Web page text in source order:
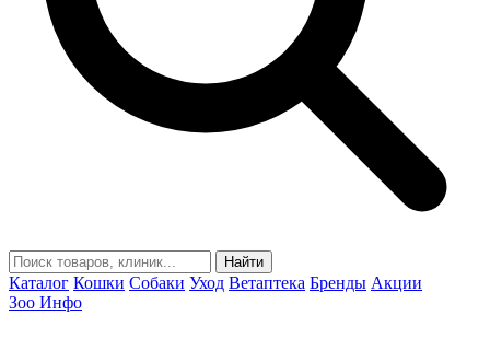
Найти
Каталог Кошки Собаки Уход Ветаптека Бренды Акции
Зоо Инфо